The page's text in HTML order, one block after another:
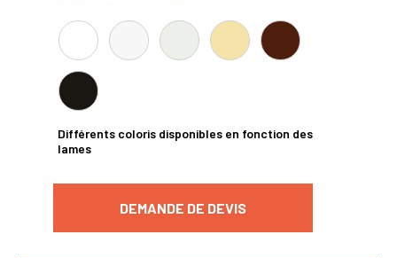
Différents coloris disponibles en fonction des
lames
DEMANDE DE DEVIS